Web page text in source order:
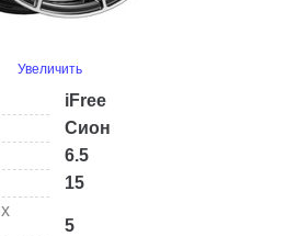
Увеличить
iFree
Сион
6.5
15
5